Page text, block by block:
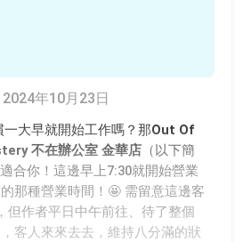
年10月23日
大早就開始工作嗎？那Out Of
不在辦公室 金華店（以下簡
合你！這邊早上7:30就開始營業
那種營業時間！🤩 需留意這邊客
但作者平日中午前往、待了整個
客人來來去去，維持八分滿的狀